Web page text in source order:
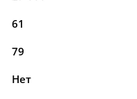
61
79
Нет